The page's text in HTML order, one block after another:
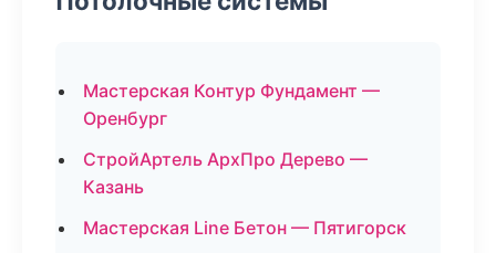
Мастерская Контур Фундамент —
Оренбург
СтройАртель АрхПро Дерево —
Казань
Мастерская Line Бетон — Пятигорск